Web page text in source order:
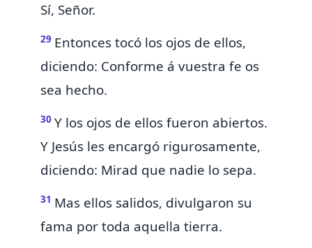
Sí, Señor.
29 Entoncestocó los ojos de ellos,
diciendo: Conforme á vuestra fe os
sea hecho.
30 Y los ojos de ellos fueron abiertos.
Y Jesús les encargó rigurosamente,
diciendo: Mirad que nadie lo sepa.
31 Mas ellos salidos, divulgaron su
fama por toda aquella tierra.